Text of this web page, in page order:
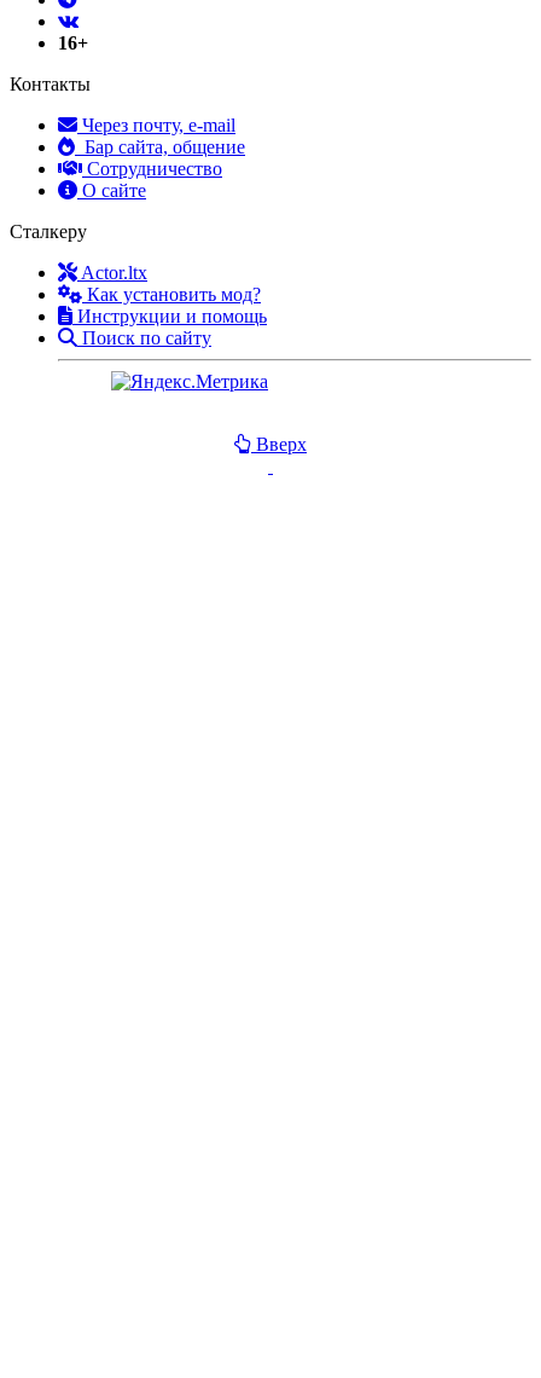
16+
Контакты
Через почту, e-mail
Бар сайта, общение
Сотрудничество
О сайте
Сталкеру
Actor.ltx
Как установить мод?
Инструкции и помощь
Поиск по сайту
Вверх